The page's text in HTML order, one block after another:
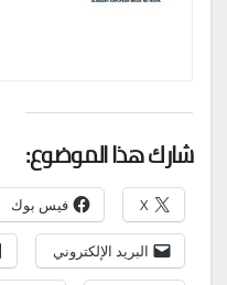
شارك هذا الموضوع:
X فيس بوك
البريد الإلكتروني